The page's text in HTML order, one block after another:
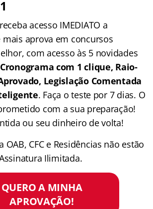
acesso IMEDIATO a
aprova em concursos
com acesso às 5 novidades
Cronograma com 1 clique, Raio-
Legislação Comentada
. Faça o teste por 7 dias. O
com a sua preparação!
ou seu dinheiro de volta!
CFC e Residências não estão
Ilimitada.
QUERO A MINHA
APROVAÇÃO!